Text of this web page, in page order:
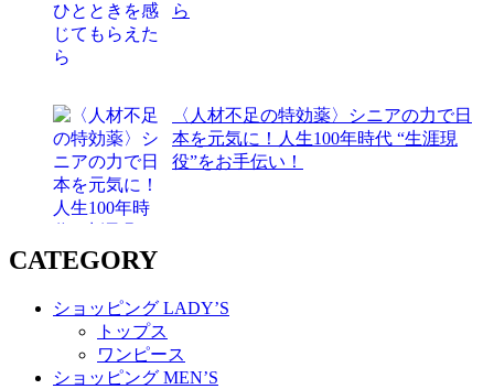
ら
〈人材不足の特効薬〉シニアの力で日
本を元気に！人生100年時代 “生涯現
役”をお手伝い！
CATEGORY
ショッピング LADY’S
トップス
ワンピース
ショッピング MEN’S